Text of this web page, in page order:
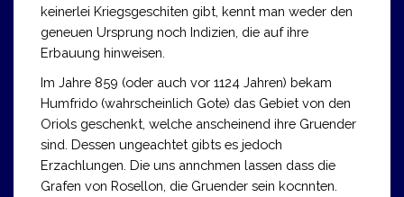
keinerlei Kriegsgeschiten gibt, kennt man weder den
geneuen Ursprung noch Indizien, die auf ihre
Erbauung hinweisen.
Im Jahre 859 (oder auch vor 1124 Jahren) bekam
Humfrido (wahrscheinlich Gote) das Gebiet von den
Oriols geschenkt, welche anscheinend ihre Gruender
sind. Dessen ungeachtet gibts es jedoch
Erzachlungen. Die uns annchmen lassen dass die
Grafen von Rosellon, die Gruender sein kocnnten.